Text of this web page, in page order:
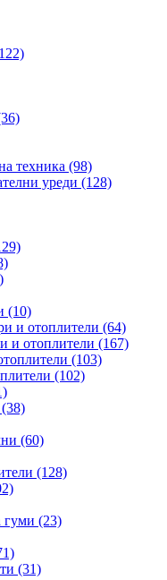
техника (98)
уреди (128)
(10)
и отоплители (64)
и отоплители (167)
(103)
(102)
(38)
(60)
(128)
гуми (23)
(31)